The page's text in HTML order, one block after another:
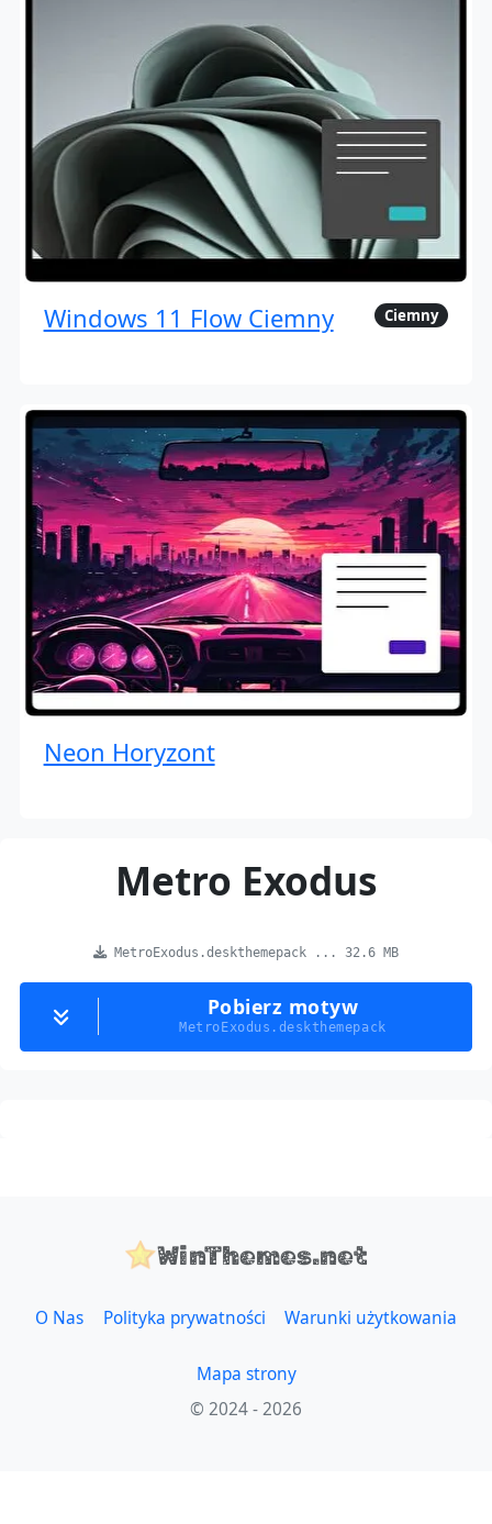
Windows 11 Flow Ciemny Ciemny
Neon Horyzont
Metro Exodus
MetroExodus.deskthemepack ... 32.6 MB
Pobierz motyw
MetroExodus.deskthemepack
WinThemes.net
O Nas Polityka prywatności Warunki użytkowania
Mapa strony
© 2024 - 2026